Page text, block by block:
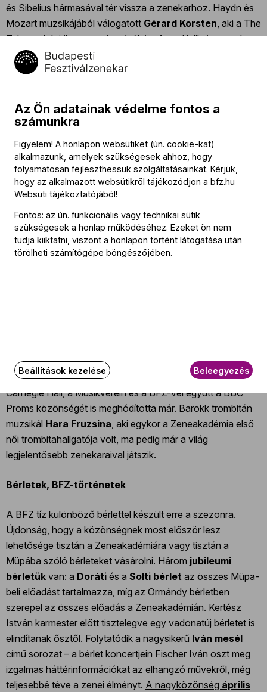
és Sibelius hármasával tér vissza a zenekarhoz. Haydn és
Mozart muzsikájából válogatott Gérard Korsten, aki a The
Telegraph kritikusa szerint vívóként forgolódik és csap le a
pulpituson, a zenekar pedig tökéletesen átveszi a
sebességét.Takács-Nagy Gábor
kiapadhatatlan
Haydn-Mozart sorozatát.
sem lesz hiány:Yefim Bronfman áramló játékával és
gazdag romantikus színvilágával egy Brahms-
zongoraversenyben mutatja meg magát, a The Washinton
Post által „igazi oroszlánnak” nevezett
egy Liszt-versenyművel érkezik, a lebilincselőDmitrij
Siskin Mozarttal bűvöli el a közönséget a zongorán, míg a
Kossuth-díjasVárjon DénesDohnányit játszik.
hegedű végtelen színeit mutatják meg. Fellép a
FesztiválzenekarralLisztes Jenő
cimbalomművész, aki a
Carnegie Hall, a Musikverein és a BFZ-vel együtt a BBC
Proms közönségét is meghódította már. Barokk trombitán
muzsikál Hara Fruzsina, aki egykor a Zeneakadémia első
női trombitahallgatója volt, ma pedig már a világ
legjelentősebb zenekaraival játszik.
Bérletek, BFZ-történetek
A BFZ tíz különböző bérlettel készült erre a szezonra.
Újdonság, hogy a közönségnek most először lesz
lehetősége tisztán a Zeneakadémiára vagy tisztán a
Müpába szóló bérleteket vásárolni. Három jubileumi
bérletük van: a Doráti és a Solti bérlet az összes Müpa-
beli előadást tartalmazza, míg az Ormándy bérletben
szerepel az összes előadás a Zeneakadémián. Kertész
István karmester előtt tisztelegve egy vadonatúj bérletet is
elindítanak ősztől. Folytatódik a nagysikerű Iván mesél
című sorozat – a bérlet koncertjein Fischer Iván oszt meg
izgalmas háttérinformációkat az elhangzó művekről, még
teljesebbé téve a zenei élményt. A nagyközönség április
Az Ön adatainak védelme fontos a
számunkra
Figyelem! A honlapon websütiket (ún. cookie-kat)
alkalmazunk, amelyek szükségesek ahhoz, hogy
folyamatosan fejleszthessük szolgáltatásainkat. Kérjük,
hogy az alkalmazott websütikről tájékozódjon a bfz.hu
Websüti tájékoztatójából!
Fontos: az ún. funkcionális vagy technikai sütik
szükségesek a honlap működéséhez. Ezeket ön nem
tudja kiiktatni, viszont a honlapon történt látogatása után
törölheti számítógépe böngészőjében.
Beállítások kezelése Beleegyezés